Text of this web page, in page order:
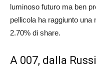
luminoso futuro ma ben
pellicola ha raggiunto una
2.70% di share.
A 007, dalla